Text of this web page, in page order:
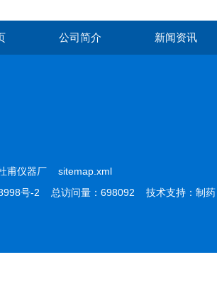
公司简介 新闻资讯
甫仪器厂 sitemap.xml
号-2 总访问量：698092 技术支持： 制药